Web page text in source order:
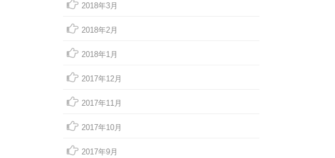
2018年3月
2018年2月
2018年1月
2017年12月
2017年11月
2017年10月
2017年9月